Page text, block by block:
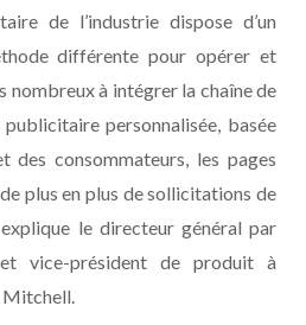
de l’industrie dispose d’un
différente pour opérer et
nombreux à intégrer la chaîne de
personnalisée, basée
des consommateurs, les pages
plus en plus de sollicitations de
le directeur général par
vice-président de produit à
Mitchell.